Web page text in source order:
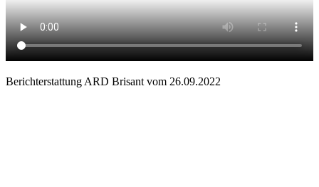
Berichterstattung ARD Brisant vom 26.09.2022